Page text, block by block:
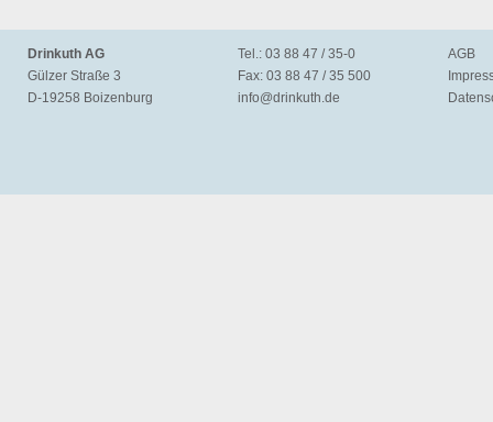
Drinkuth AG
Gülzer Straße 3
D-19258 Boizenburg
Tel.: 03 88 47 / 35-0
Fax: 03 88 47 / 35 500
info@drinkuth.de
AGB